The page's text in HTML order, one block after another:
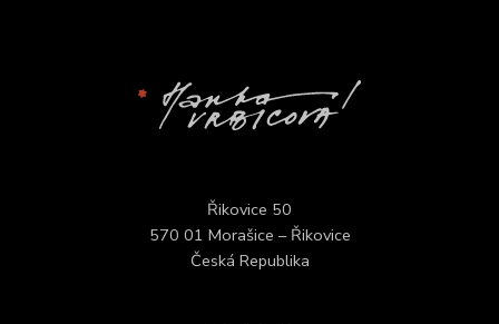
Řikovice 50
570 01 Morašice – Řikovice
Česká Republika